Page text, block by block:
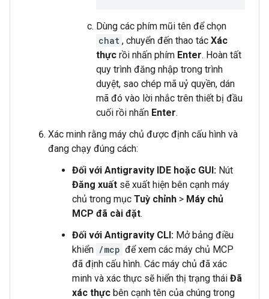
Dùng các phím mũi tên để chọn
chat , chuyển đến thao tác Xác
thực rồi nhấn phím Enter. Hoàn tất
quy trình đăng nhập trong trình
duyệt, sao chép mã uỷ quyền, dán
mã đó vào lời nhắc trên thiết bị đầu
cuối rồi nhấn Enter.
Xác minh rằng máy chủ được định cấu hình và
đang chạy đúng cách:
Đối với Antigravity IDE hoặc GUI: Nút
Đăng xuất sẽ xuất hiện bên cạnh máy
chủ trong mục Tuỳ chỉnh > Máy chủ
MCP đã cài đặt.
Đối với Antigravity CLI: Mở bảng điều
khiển /mcp để xem các máy chủ MCP
đã định cấu hình. Các máy chủ đã xác
minh và xác thực sẽ hiển thị trạng thái Đã
xác thực bên cạnh tên của chúng trong